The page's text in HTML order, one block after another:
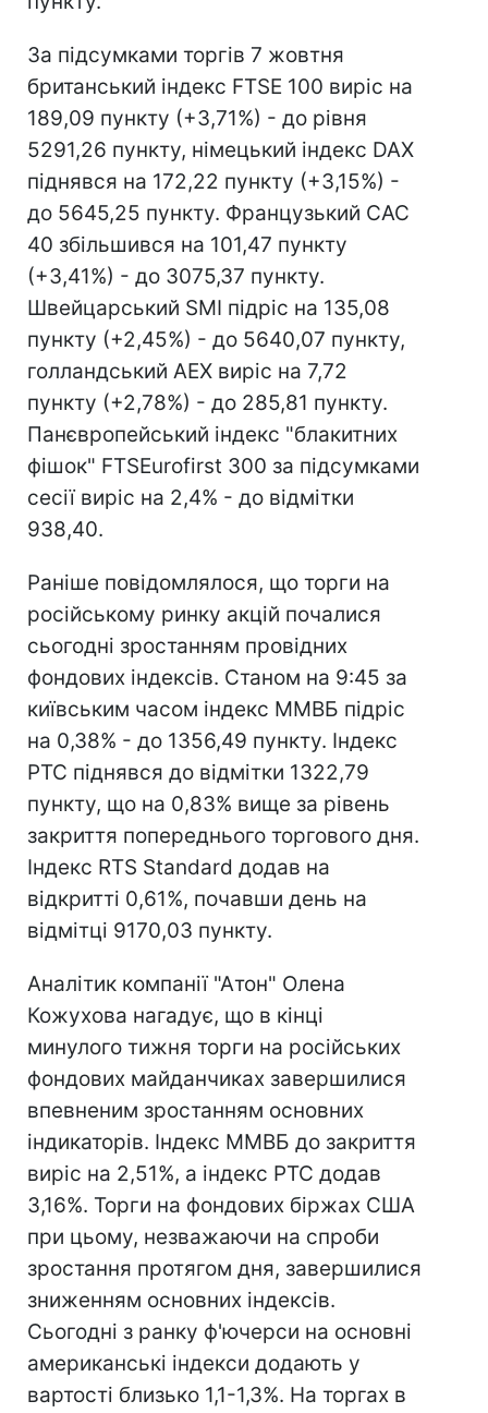
За підсумками торгів 7 жовтня
британський індекс FTSE 100 виріс на
189,09 пункту (+3,71%) - до рівня
5291,26 пункту, німецький індекс DAX
піднявся на 172,22 пункту (+3,15%) -
до 5645,25 пункту. Французький CAC
40 збільшився на 101,47 пункту
(+3,41%) - до 3075,37 пункту.
Швейцарський SMI підріс на 135,08
пункту (+2,45%) - до 5640,07 пункту,
голландський AEX виріс на 7,72
пункту (+2,78%) - до 285,81 пункту.
Панєвропейський індекс "блакитних
фішок" FTSEurofirst 300 за підсумками
сесії виріс на 2,4% - до відмітки
938,40.
Раніше повідомлялося, що торги на
російському ринку акцій почалися
сьогодні зростанням провідних
фондових індексів. Станом на 9:45 за
київським часом індекс ММВБ підріс
на 0,38% - до 1356,49 пункту. Індекс
РТС піднявся до відмітки 1322,79
пункту, що на 0,83% вище за рівень
закриття попереднього торгового дня.
Індекс RTS Standard додав на
відкритті 0,61%, почавши день на
відмітці 9170,03 пункту.
Аналітик компанії "Атон" Олена
Кожухова нагадує, що в кінці
минулого тижня торги на російських
фондових майданчиках завершилися
впевненим зростанням основних
індикаторів. Індекс ММВБ до закриття
виріс на 2,51%, а індекс РТС додав
3,16%. Торги на фондових біржах США
при цьому, незважаючи на спроби
зростання протягом дня, завершилися
зниженням основних індексів.
Сьогодні з ранку ф'ючерси на основні
американські індекси додають у
вартості близько 1,1-1,3%. На торгах в